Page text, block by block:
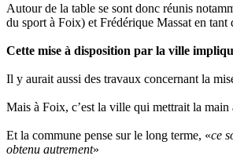
Autour de la table se sont donc réunis
du sport à Foix) et Frédérique Massat en
Cette mise à disposition par la ville
Il y aurait aussi des travaux concernant la
Mais à Foix, c’est la ville qui mettrait la main
Et la commune pense sur le long terme, «ce
obtenu autrement»